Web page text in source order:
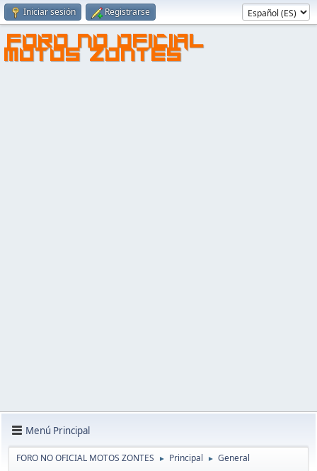
Iniciar sesión Registrarse
FORO NO OFICIAL
MOTOS ZONTES
Menú Principal
FORO NO OFICIAL MOTOS ZONTES ► Principal ► General